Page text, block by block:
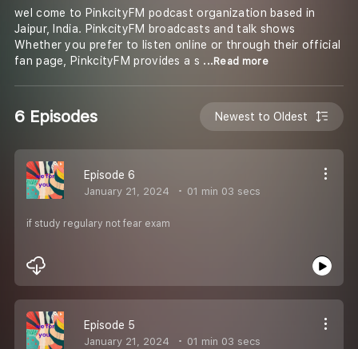
wel come to PinkcityFM podcast organization based in
Jaipur, India. PinkcityFM broadcasts and talk shows
Whether you prefer to listen online or through their official
fan page, PinkcityFM provides a s ...Read more
6 Episodes Newest to Oldest
Episode 6
January 21, 2024 01 min 03 secs
if study regulary not fear exam
Episode 5
January 21, 2024 01 min 03 secs